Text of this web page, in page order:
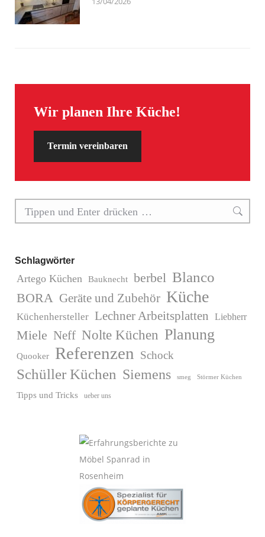
Wir planen Ihre Küche!
Termin vereinbaren
Search:
Schlagwörter
Artego Küchen Bauknecht berbel Blanco
BORA Geräte und Zubehör Küche
Küchenhersteller Lechner Arbeitsplatten Liebherr
Miele Neff Nolte Küchen Planung
Quooker Referenzen Schock
Schüller Küchen Siemens smeg Störmer Küchen
Tipps und Tricks ueber uns